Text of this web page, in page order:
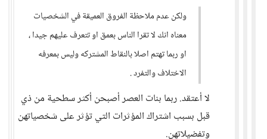
ولكن عدم ملاحظة الفروق العميقة في الشخصيات
معناه انك لا تقرا الناس بعمق او تتعرف عليهم جيدا ،
او ربما تهتم اصلا بالنقاط المشتركه وليس بمعرفه
الاختلاف والتفرد .
لا أعتقد. ربما بنات العصر أصبحن أكثر سطحية من ذي
قبل بسبب اشتراك المؤثرات التي تؤثر على شخصياتهن
وتفضيلاتهن.